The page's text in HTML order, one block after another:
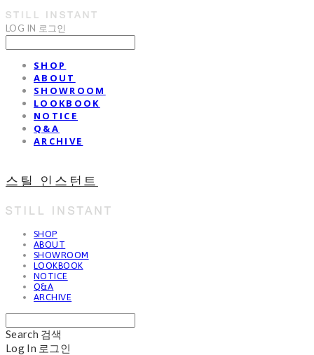
LOG IN 로그인
SHOP
ABOUT
SHOWROOM
LOOKBOOK
NOTICE
Q&A
ARCHIVE
스틸 인스턴트
SHOP
ABOUT
SHOWROOM
LOOKBOOK
NOTICE
Q&A
ARCHIVE
Search 검색
Log In 로그인